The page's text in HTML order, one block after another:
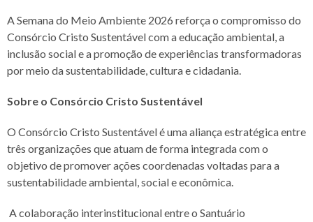
A Semana do Meio Ambiente 2026 reforça o compromisso do
Consórcio Cristo Sustentável com a educação ambiental, a
inclusão social e a promoção de experiências transformadoras
por meio da sustentabilidade, cultura e cidadania.
Sobre o Consórcio Cristo Sustentável
O Consórcio Cristo Sustentável é uma aliança estratégica entre
três organizações que atuam de forma integrada com o
objetivo de promover ações coordenadas voltadas para a
sustentabilidade ambiental, social e econômica.
A colaboração interinstitucional entre o Santuário